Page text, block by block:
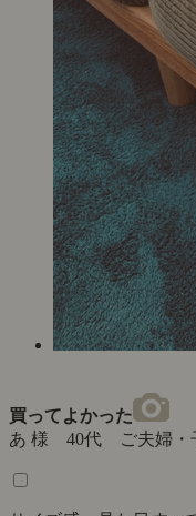
買ってよかった
あ 様 40代 ご夫婦・